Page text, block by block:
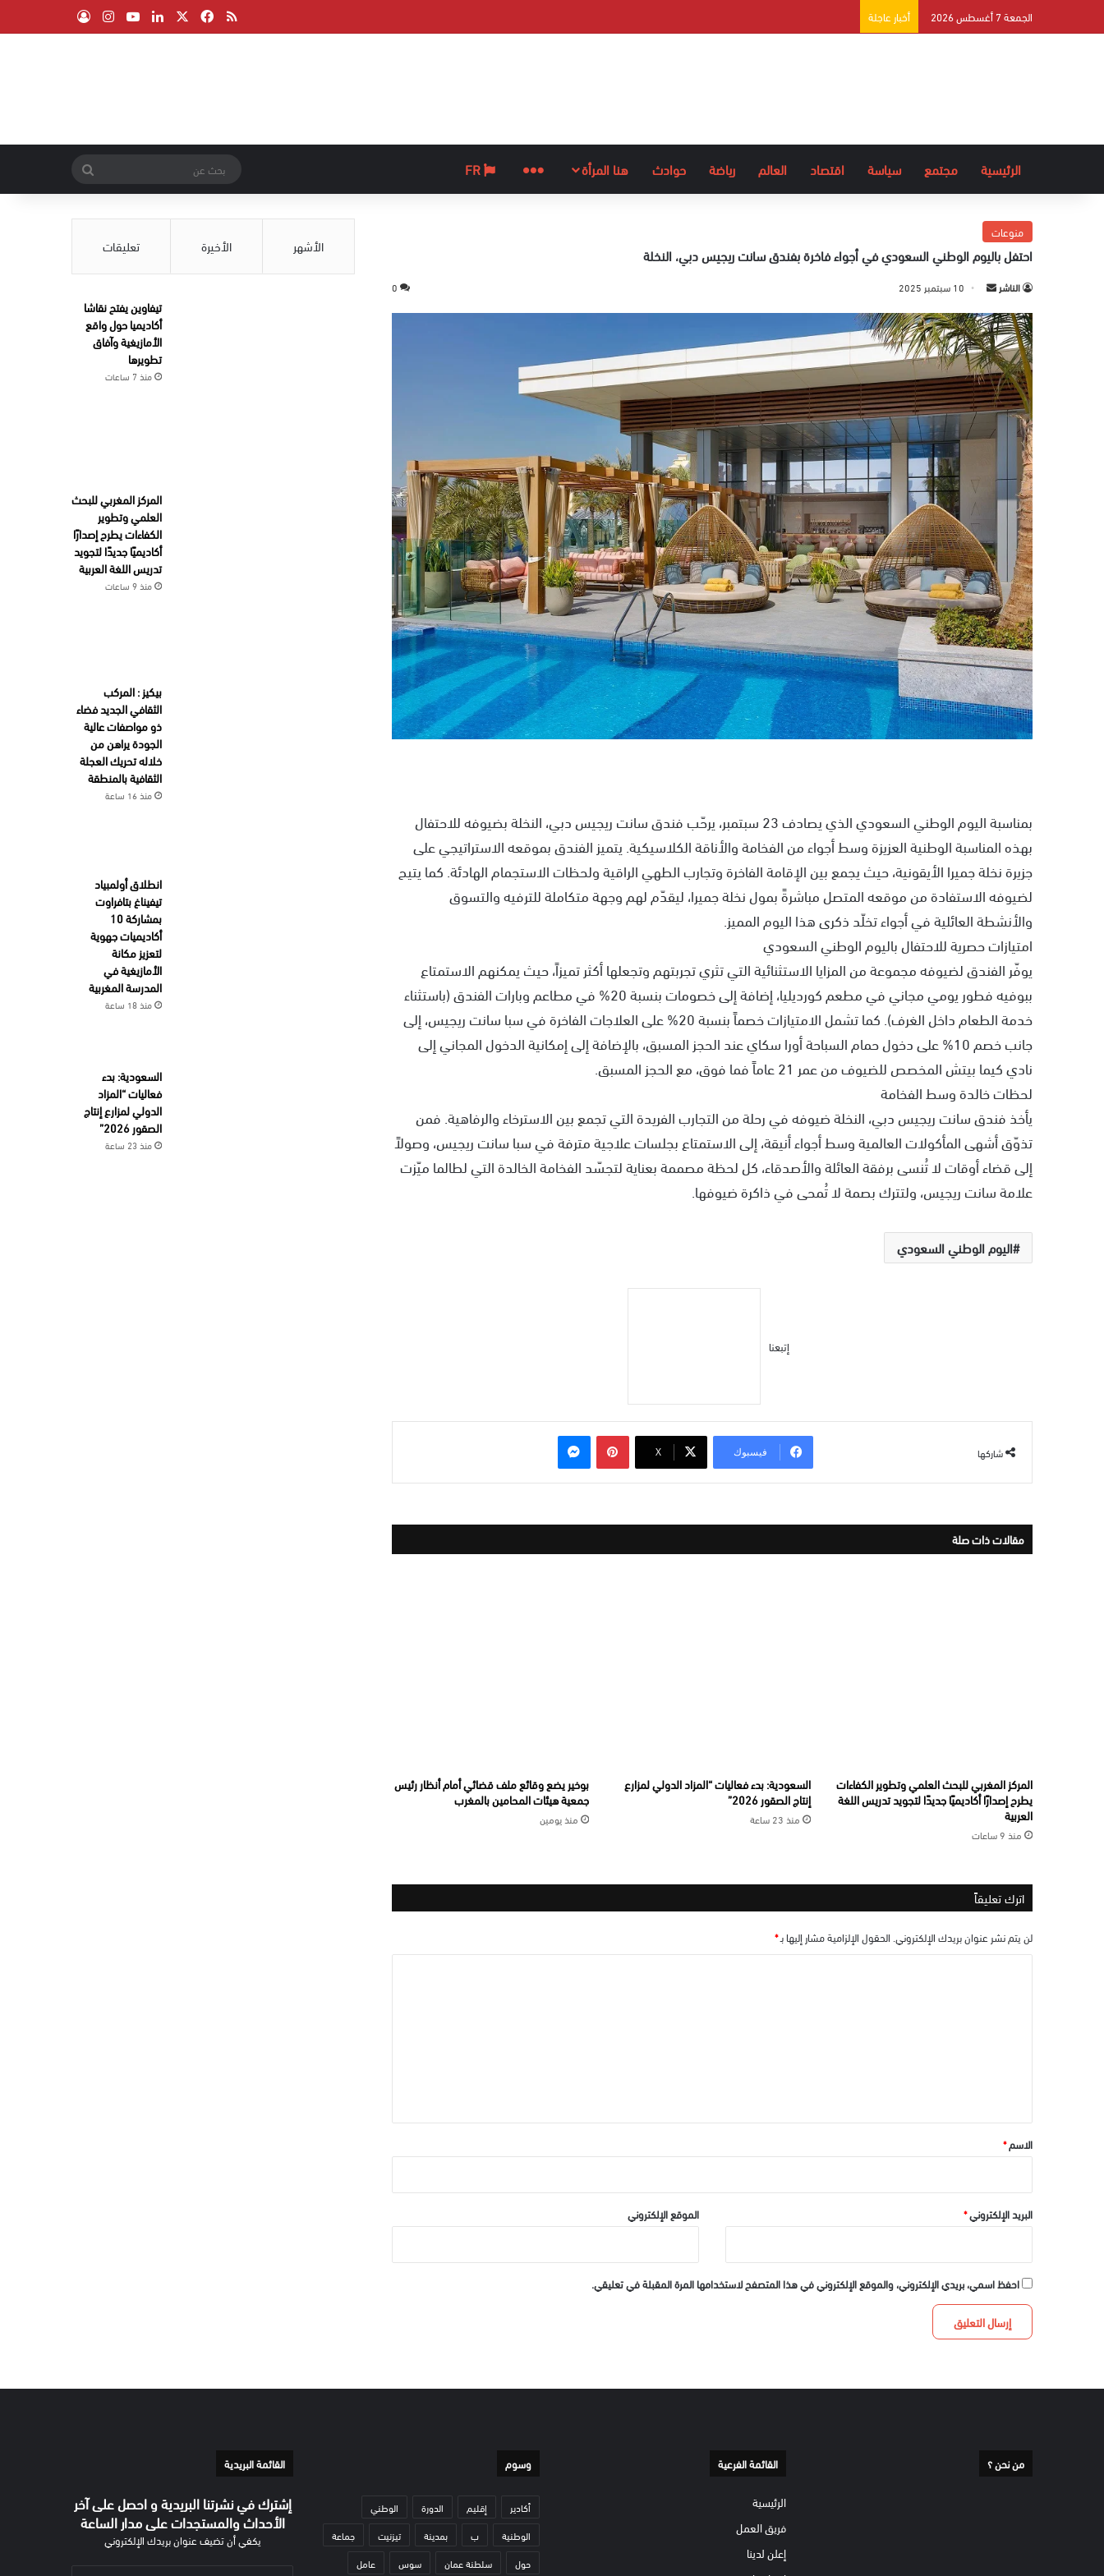
الجمعة 7 أغسطس 2026 أخبار عاجلة ملخص الموقع RSS
فيسبوك لينكدإن ‫YouTube
انستقرام
الرئيسية مجتمع سياسة اقتصاد العالم رياضة حوادث هنا المرأة المزيد
عن
منوعات
احتفل باليوم الوطني السعودي في أجواء فاخرة بفندق سانت ريجيس دبي، النخلة
الناشر
س
ل
ب
ر
ي
ا
ر
و
ن
ي
ا
10 سبتمبر 2025 0
بمناسبة اليوم الوطني السعودي الذي يصادف 23 سبتمبر، يرحّب فندق سانت ريجيس دبي، النخلة بضيوفه للاحتفال
بهذه المناسبة الوطنية العزيزة وسط أجواء من الفخامة والأناقة الكلاسيكية. يتميز الفندق بموقعه الاستراتيجي على
جزيرة نخلة جميرا الأيقونية، حيث يجمع بين الإقامة الفاخرة وتجارب الطهي الراقية ولحظات الاستجمام الهادئة. كما يتيح
لضيوفه الاستفادة من موقعه المتصل مباشرةً بمول نخلة جميرا، ليقدّم لهم وجهة متكاملة للترفيه والتسوق
والأنشطة العائلية في أجواء تخلّد ذكرى هذا اليوم المميز.
امتيازات حصرية للاحتفال باليوم الوطني السعودي
يوفّر الفندق لضيوفه مجموعة من المزايا الاستثنائية التي تثري تجربتهم وتجعلها أكثر تميزاً، حيث يمكنهم الاستمتاع
ببوفيه فطور يومي مجاني في مطعم كورديليا، إضافة إلى خصومات بنسبة 20% في مطاعم وبارات الفندق (باستثناء
خدمة الطعام داخل الغرف). كما تشمل الامتيازات خصماً بنسبة 20% على العلاجات الفاخرة في سبا سانت ريجيس، إلى
جانب خصم 10% على دخول حمام السباحة أورا سكاي عند الحجز المسبق، بالإضافة إلى إمكانية الدخول المجاني إلى
نادي كيما بيتش المخصص للضيوف من عمر 21 عاماً فما فوق، مع الحجز المسبق.
لحظات خالدة وسط الفخامة
يأخذ فندق سانت ريجيس دبي، النخلة ضيوفه في رحلة من التجارب الفريدة التي تجمع بين الاسترخاء والرفاهية. فمن
تذوّق أشهى المأكولات العالمية وسط أجواء أنيقة، إلى الاستمتاع بجلسات علاجية مترفة في سبا سانت ريجيس، وصولاً
إلى قضاء أوقات لا تُنسى برفقة العائلة والأصدقاء، كل لحظة مصممة بعناية لتجسّد الفخامة الخالدة التي لطالما ميّزت
علامة سانت ريجيس، ولتترك بصمة لا تُمحى في ذاكرة ضيوفها.
اليوم الوطني السعودي
إتبعنا
شاركها فيسبوك ‫X
بينتيريست
مقالات ذات صلة
المركز المغربي للبحث العلمي وتطوير الكفاءات
يطرح إصدارًا أكاديميًا جديدًا لتجويد تدريس اللغة
العربية
منذ 9 ساعات
السعودية: بدء فعاليات “المزاد الدولي لمزارع
إنتاج الصقور 2026”
منذ 23 ساعة
بوخير يضع وقائع ملف قضائي أمام أنظار رئيس
جمعية هيئات المحامين بالمغرب
منذ يومين
اترك تعليقاً
لن يتم نشر عنوان بريدك الإلكتروني. الحقول الإلزامية مشار إليها بـ*
*الاسم*
البريد الإلكتروني* الموقع الإلكتروني
احفظ اسمي، بريدي الإلكتروني، والموقع الإلكتروني في هذا المتصفح لاستخدامها المرة المقبلة في تعليقي.
الأشهر الأخيرة تعليقات
تيفاوين يفتح نقاشا
أكاديميا حول واقع
الأمازيغية وآفاق
تطويرها
منذ 7 ساعات
المركز المغربي للبحث
العلمي وتطوير
الكفاءات يطرح إصدارًا
أكاديميًا جديدًا لتجويد
تدريس اللغة العربية
منذ 9 ساعات
بيكيز : المركب
الثقافي الجديد فضاء
ذو مواصفات عالية
الجودة يراهن من
خلاله تحريك العجلة
الثقافية بالمنطقة
منذ 16 ساعة
انطلاق أولمبياد
تيفيناغ بتافراوت
بمشاركة 10
أكاديميات جهوية
لتعزيز مكانة
الأمازيغية في
المدرسة المغربية
منذ 18 ساعة
السعودية: بدء
فعاليات “المزاد
الدولي لمزارع إنتاج
الصقور 2026”
منذ 23 ساعة
من نحن ؟ القائمة الفرعية
الرئيسية
فريق العمل
إعلن لدينا
وسوم
أكادير إقليم الدورة
الوطني
الوطنية
ب بمدينة تيزنيت
جماعة
حول
سلطنة عمان سوس عامل
القائمة البريدية
إشترك في نشرتنا البريدية و احصل على آخر
الأحداث والمستجدات على مدار الساعة
يكفي أن تضيف عنوان بريدك الإلكتروني